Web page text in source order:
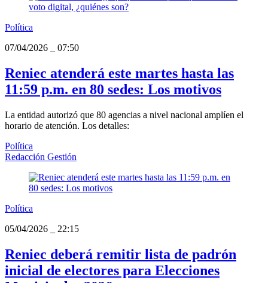
Política
07/04/2026
07:50
Reniec atenderá este martes hasta las
11:59 p.m. en 80 sedes: Los motivos
La entidad autorizó que 80 agencias a nivel nacional amplíen el
horario de atención. Los detalles:
Política
Redacción Gestión
Política
05/04/2026
22:15
Reniec deberá remitir lista de padrón
inicial de electores para Elecciones